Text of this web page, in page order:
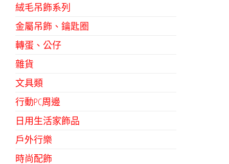
絨毛吊飾系列
金屬吊飾、鑰匙圈
轉蛋、公仔
雜貨
文具類
行動PC周邊
日用生活家飾品
戶外行樂
時尚配飾